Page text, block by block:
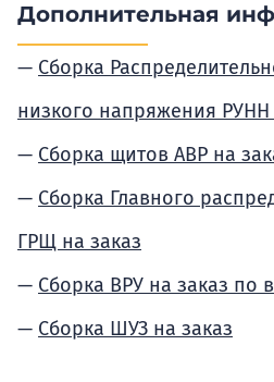
Дополнительная
Сборка
низкого напряжения РУНН
Сборка щитов АВР на
Сборка Главного
ГРЩ на заказ
Сборка ВРУ на заказ по
Сборка ШУЗ на заказ